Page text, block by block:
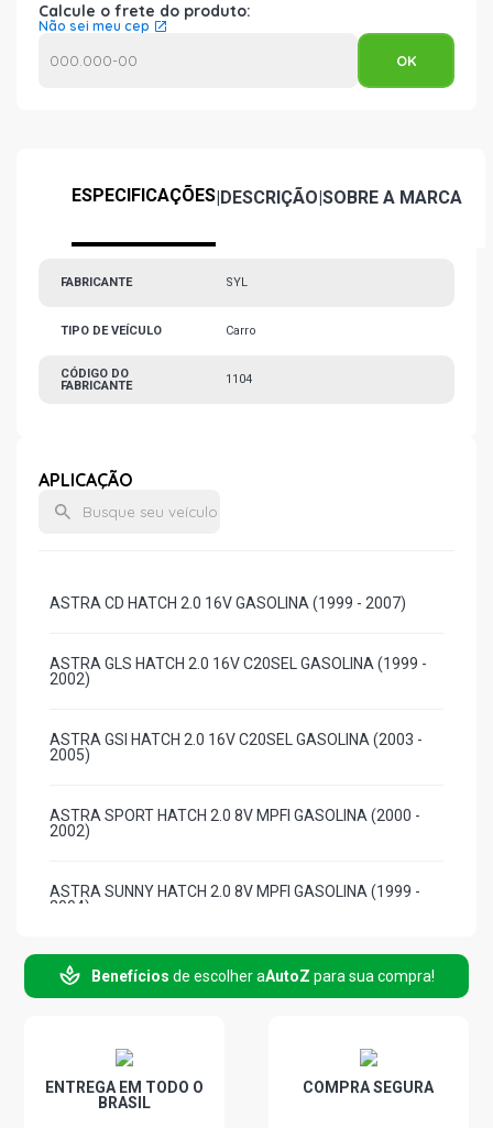
Calcule o frete do produto:
Não sei meu cep
ESPECIFICAÇÕES|DESCRIÇÃO|SOBRE A MARCA
FABRICANTE SYL
TIPO DE VEÍCULO Carro
CÓDIGO DO
FABRICANTE
1104
APLICAÇÃO
ASTRA CD HATCH 2.0 16V GASOLINA (1999 - 2007)
ASTRA GLS HATCH 2.0 16V C20SEL GASOLINA (1999 -
2002)
ASTRA GSI HATCH 2.0 16V C20SEL GASOLINA (2003 -
2005)
ASTRA SPORT HATCH 2.0 8V MPFI GASOLINA (2000 -
2002)
ASTRA SUNNY HATCH 2.0 8V MPFI GASOLINA (1999 -
2004)
ASTRA COMFORT HATCH 2.0 8V FLEXPOWER FLEX
(2005 - 2007)
(2004 - 2009)
Benefícios de escolher aAutoZ para sua compra!
ENTREGA EM TODO O
BRASIL
COMPRA SEGURA